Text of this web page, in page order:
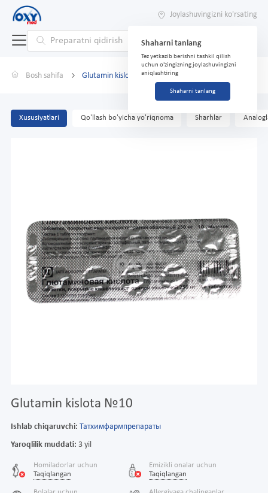
Joylashuvingizni ko'rsating
Shaharni tanlang
Tez yetkazib berishni tashkil qilish
uchun o'zingizning joylashuvingizni
aniqlashtiring
Shaharni tanlang
Bosh sahifa Glutamin kislota №10
Xususiyatlari Qo'llash bo'yicha yo'riqnoma Sharhlar
Glutamin kislota №10
Ishlab chiqaruvchi: Татхимфармпрепараты
Yaroqlilik muddati: 3 yil
Homiladorlar uchun
Taqiqlangan
Emizikli onalar uchun
Taqiqlangan